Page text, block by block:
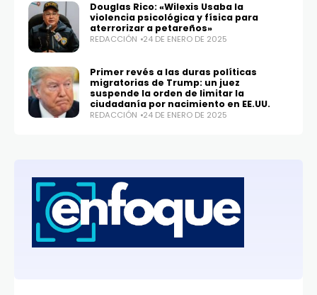
Douglas Rico: «Wilexis Usaba la
violencia psicológica y física para
aterrorizar a petareños»
REDACCIÓN 24 DE ENERO DE 2025
Primer revés a las duras políticas
migratorias de Trump: un juez
suspende la orden de limitar la
ciudadanía por nacimiento en EE.UU.
REDACCIÓN 24 DE ENERO DE 2025